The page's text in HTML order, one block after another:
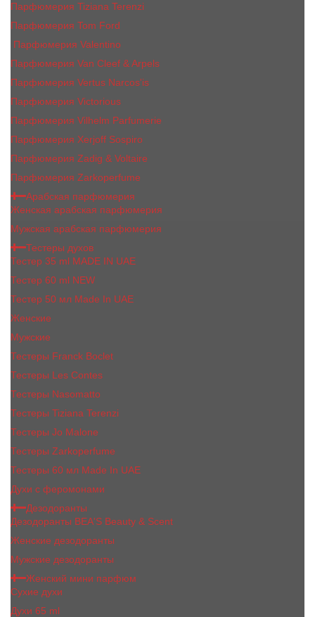
Парфюмерия Tiziana Terenzi
Парфюмерия Tom Ford
Парфюмерия Valentino
Парфюмерия Van Cleef & Arpels
Парфюмерия Vertus Narcos'is
Парфюмерия Victorious
Парфюмерия Vilhelm Parfumerie
Парфюмерия Xerjoff Sospiro
Парфюмерия Zadig & Voltaire
Парфюмерия Zarkoperfume
Арабская парфюмерия
Женская арабская парфюмерия
Мужская арабская парфюмерия
Тестеры духов
Тестер 35 ml MADE IN UAE
Тестер 60 ml NEW
Тестер 50 мл Made In UAE
Женские
Мужские
Тестеры Franck Boclet
Тестеры Les Contes
Тестеры Nasomatto
Тестеры Tiziana Terenzi
Тестеры Jо Malоnе
Тестеры Zarkoperfume
Тестеры 60 мл Made In UAE
Духи с феромонами
Дезодоранты
Дезодоранты BEA'S Beauty & Scent
Женские дезодоранты
Мужские дезодоранты
Женский мини парфюм
Сухие духи
Духи 65 ml